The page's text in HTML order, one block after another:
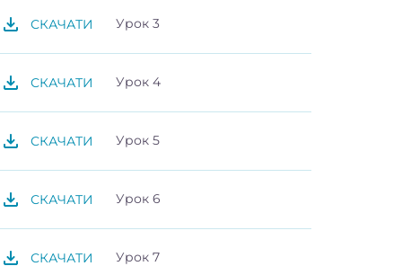
СКАЧАТИ Урок 3
СКАЧАТИ Урок 4
СКАЧАТИ Урок 5
СКАЧАТИ Урок 6
СКАЧАТИ Урок 7